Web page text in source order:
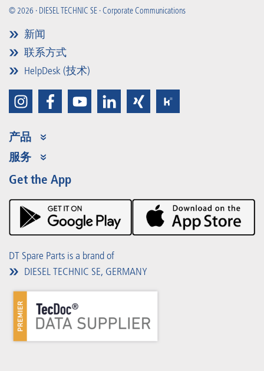
© 2026 · DIESEL TECHNIC SE · Corporate Communications
新闻
联系方式
HelpDesk (技术)
产品
Product Range
Partner Portal
Product Promotions
服务
优势
Premium Shop
事件
下载
Get the App
DT Spare Parts is a brand of
DIESEL TECHNIC SE, GERMANY